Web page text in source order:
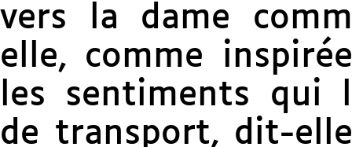
vers la dame
elle, comme
les sentiments qui
de transport, dit-